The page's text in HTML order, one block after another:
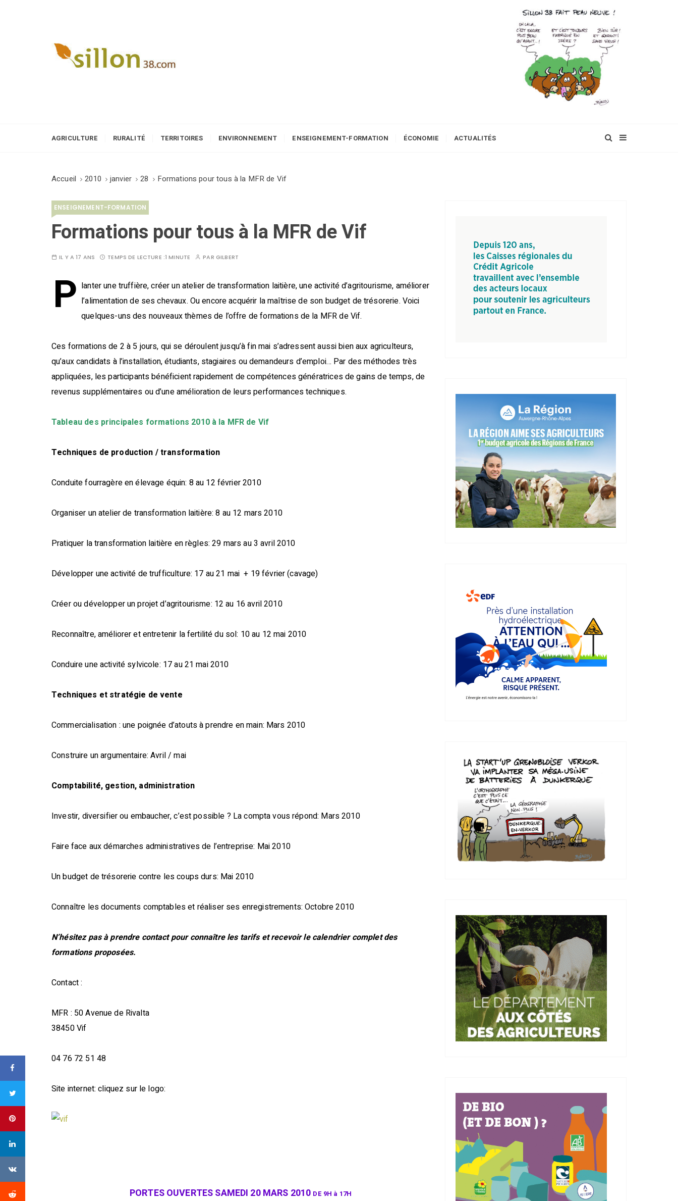
AGRICULTURE RURALITÉ TERRITOIRES ENVIRONNEMENT ENSEIGNEMENT-FORMATION ÉCONOMIE ACTUALITÉS
Accueil 2010 janvier 28 Formations pour tous à la MFR de Vif
ENSEIGNEMENT-FORMATION
Formations pour tous à la MFR de Vif
IL Y A 17 ANS TEMPS DE LECTURE :1 MINUTE PAR GILBERT
P lanter une truffière, créer un atelier de transformation laitière, une activité d’agritourisme, améliorer
l’alimentation de ses chevaux. Ou encore acquérir la maîtrise de son budget de trésorerie. Voici
quelques-uns des nouveaux thèmes de l’offre de formations de la MFR de Vif.
Ces formations de 2 à 5 jours, qui se déroulent jusqu’à fin mai s’adressent aussi bien aux agriculteurs,
qu’aux candidats à l’installation, étudiants, stagiaires ou demandeurs d’emploi… Par des méthodes très
appliquées, les participants bénéficient rapidement de compétences génératrices de gains de temps, de
revenus supplémentaires ou d’une amélioration de leurs performances techniques.
Tableau des principales formations 2010 à la MFR de Vif
Techniques de production / transformation
Conduite fourragère en élevage équin: 8 au 12 février 2010
Organiser un atelier de transformation laitière: 8 au 12 mars 2010
Pratiquer la transformation laitière en règles: 29 mars au 3 avril 2010
Développer une activité de trufficulture: 17 au 21 mai + 19 février (cavage)
Créer ou développer un projet d’agritourisme: 12 au 16 avril 2010
Reconnaître, améliorer et entretenir la fertilité du sol: 10 au 12 mai 2010
Conduire une activité sylvicole: 17 au 21 mai 2010
Techniques et stratégie de vente
Commercialisation : une poignée d’atouts à prendre en main: Mars 2010
Construire un argumentaire: Avril / mai
Comptabilité, gestion, administration
Investir, diversifier ou embaucher, c’est possible ? La compta vous répond: Mars 2010
Faire face aux démarches administratives de l’entreprise: Mai 2010
Un budget de trésorerie contre les coups durs: Mai 2010
Connaître les documents comptables et réaliser ses enregistrements: Octobre 2010
N’hésitez pas à prendre contact pour connaître les tarifs et recevoir le calendrier complet des
formations proposées.
Contact :
MFR : 50 Avenue de Rivalta
38450 Vif
04 76 72 51 48
Site internet: cliquez sur le logo:
PORTES OUVERTES SAMEDI 20 MARS 2010 DE 9H à 17H